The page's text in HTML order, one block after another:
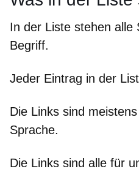
In der Liste stehen alle
Begriff.
Jeder Eintrag in der
Die Links sind
Sprache.
Die Links sind alle für